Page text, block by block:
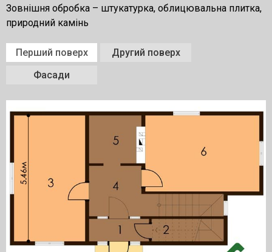
Зовнішня обробка – штукатурка, облицювальна плитка,
природний камінь
Перший поверх
Другий поверх
Фасади